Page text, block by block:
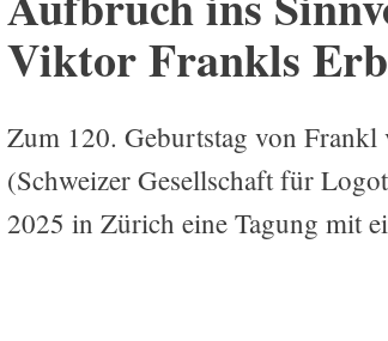
Viktor Frankls
Zum 120. Geburtstag von Frankl
(Schweizer Gesellschaft für
2025 in Zürich eine Tagung mit